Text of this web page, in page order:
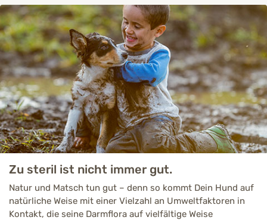
Zu steril ist nicht immer gut.
Natur und Matsch tun gut – denn so kommt Dein Hund auf
natürliche Weise mit einer Vielzahl an Umweltfaktoren in
Kontakt, die seine Darmflora auf vielfältige Weise